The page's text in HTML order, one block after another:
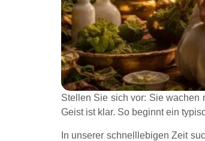
Stellen Sie sich vor: Sie wachen
Geist ist klar. So beginnt ein
In unserer schnelllebigen Zeit